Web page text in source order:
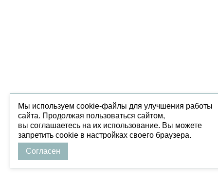
Мы используем cookie-файлы для улучшения работы
сайта. Продолжая пользоваться сайтом,
вы соглашаетесь на их использование. Вы можете
запретить cookie в настройках своего браузера.
Согласен